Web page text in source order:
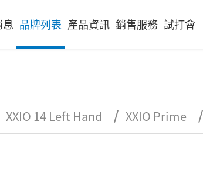
品牌列表 產品資訊 銷售服務 試打會
XXIO 14 Left Hand XXIO Prime